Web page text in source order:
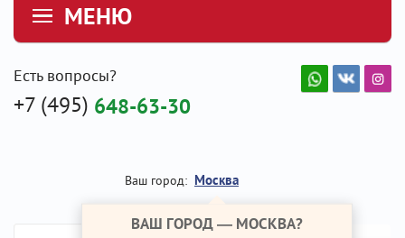
МЕНЮ
Есть вопросы?
+7 (495) 648-63-30
Ваш город: Москва
ВАШ ГОРОД — МОСКВА?